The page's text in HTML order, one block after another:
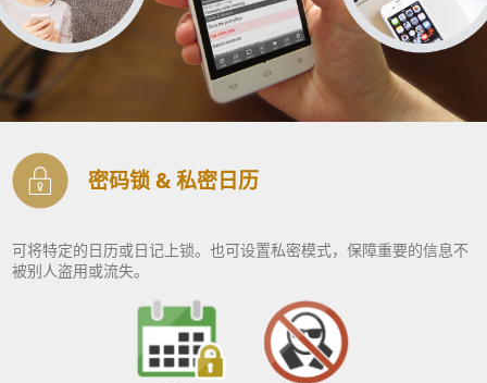
密码锁 & 私密日历
可将特定的日历或日记上锁。也可设置私密模式，保障重要的信息不
被别人盗用或流失。